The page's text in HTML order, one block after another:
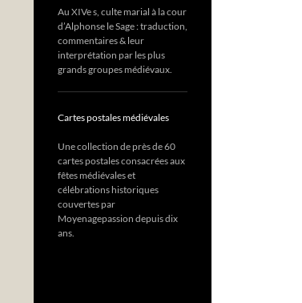
Au XIVe s, culte marial à la cour
d’Alphonse le Sage : traduction,
commentaires & leur
interprétation par les plus
grands groupes médiévaux.
Cartes postales médiévales
Une collection de près de 60
cartes postales consacrées aux
fêtes médiévales et
célébrations historiques
couvertes par
Moyenagepassion depuis dix
ans.